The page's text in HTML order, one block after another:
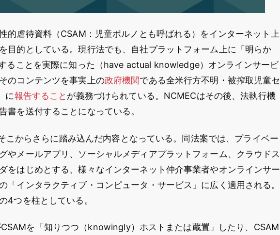
的虐待資料（CSAM：児童ポルノとも呼ばれる）をインターネット上
目的としている。現行法でも、自社プラットフォーム上に「明らか
ることを実際に知った（have actual knowledge）オンラインサービ
のコンテンツを事実上の政府機関である全米行方不明・被搾取児童セ
に報告すること が義務づけられている。NCMECはその後、法執行機
書を送付することになっている。
こからさらに踏み込んだ内容となっている。同法案では、プライベー
やメールアプリ、ソーシャルメディアプラットフォーム、クラウドス
をはじめとする、様々なインターネット仲介事業者やオンラインサー
「インタラクティブ・コンピュータ・サービス」に広く適用される。
4つを柱としている。
を「知りつつ（knowingly）ホストまたは蔵置」したり、CSAM